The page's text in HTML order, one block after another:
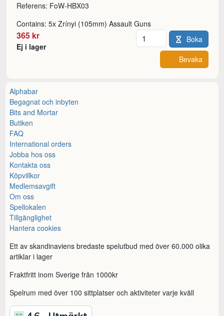
Referens: FoW-HBX03
Contains: 5x Zrínyi (105mm) Assault Guns
365 kr
Ej i lager
Antal Boka
Bevaka
Alphabar
Begagnat och inbyten
Bits and Mortar
Butiken
FAQ
International orders
Jobba hos oss
Kontakta oss
Köpvillkor
Medlemsavgift
Om oss
Spellokalen
Tillgänglighet
Hantera cookies
Ett av skandinaviens bredaste spelutbud med över 60.000 olika
artiklar i lager
Fraktfritt inom Sverige från 1000kr
Spelrum med över 100 sittplatser och aktiviteter varje kväll